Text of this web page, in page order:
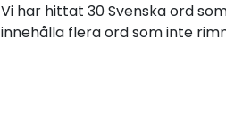
Vi har hittat 30 Svenska ord
innehålla flera ord som inte